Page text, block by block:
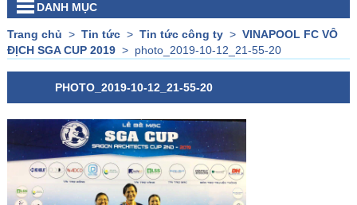
DANH MỤC
Trang chủ > Tin tức> Tin tức công ty> VINAPOOL FC VÔ
ĐỊCH SGA CUP 2019> photo_2019-10-12_21-55-20
PHOTO_2019-10-12_21-55-20